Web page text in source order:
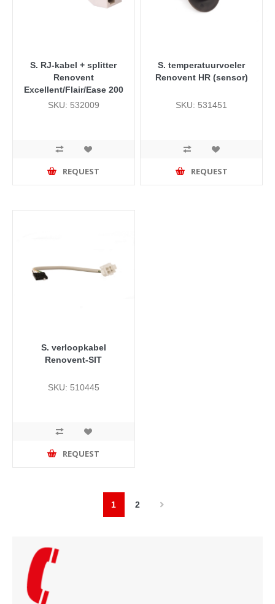
S. RJ-kabel + splitter
Renovent
Excellent/Flair/Ease 200
SKU: 532009
REQUEST
S. temperatuurvoeler
Renovent HR (sensor)
SKU: 531451
REQUEST
S. verloopkabel
Renovent-SIT
SKU: 510445
REQUEST
1 2